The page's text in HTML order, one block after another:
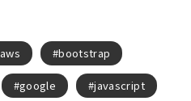
aws bootstrap
google javascript